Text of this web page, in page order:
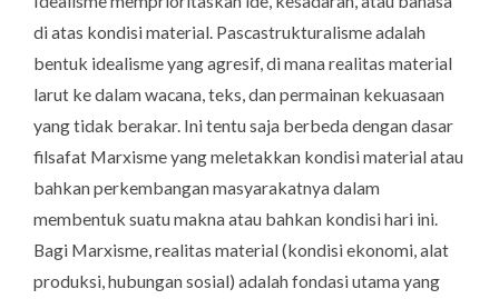
di atas kondisi material. Pascastrukturalisme adalah
bentuk idealisme yang agresif, di mana realitas material
larut ke dalam wacana, teks, dan permainan kekuasaan
yang tidak berakar. Ini tentu saja berbeda dengan dasar
filsafat Marxisme yang meletakkan kondisi material atau
bahkan perkembangan masyarakatnya dalam
membentuk suatu makna atau bahkan kondisi hari ini.
Bagi Marxisme, realitas material (kondisi ekonomi, alat
produksi, hubungan sosial) adalah fondasi utama yang